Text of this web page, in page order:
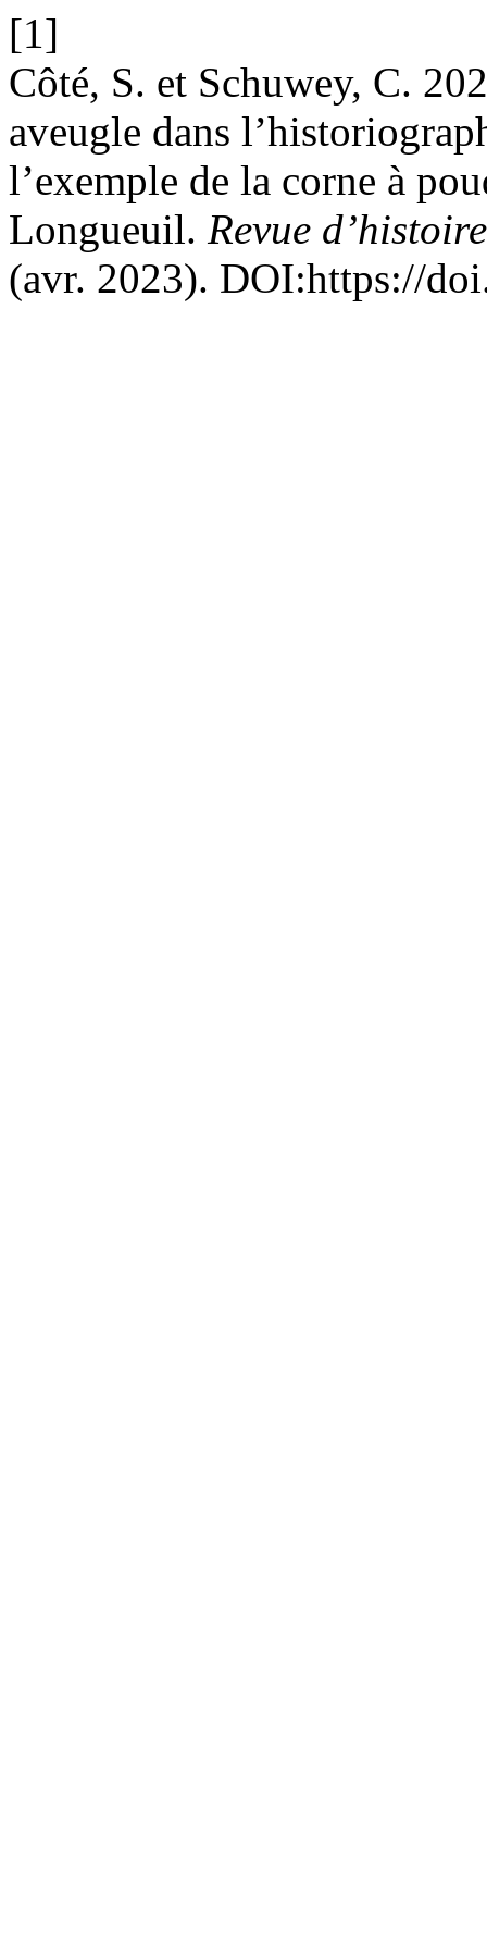
[1]
Côté, S. et Schuwey, C.
aveugle dans
l’exemple de la corne à
Longueuil. Revue
(avr. 2023). DOI:https://